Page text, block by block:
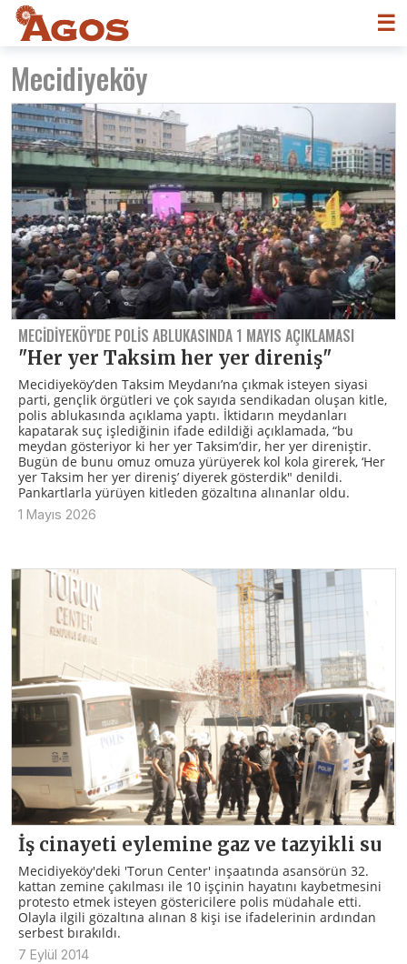
☰
Mecidiyeköy
MECIDIYEKÖY'DE POLIS ABLUKASINDA 1 MAYIS AÇIKLAMASI
"Her yer Taksim her yer direniş"
Mecidiyeköy’den Taksim Meydanı’na çıkmak isteyen siyasi
parti, gençlik örgütleri ve çok sayıda sendikadan oluşan kitle,
polis ablukasında açıklama yaptı. İktidarın meydanları
kapatarak suç işlediğinin ifade edildiği açıklamada, “bu
meydan gösteriyor ki her yer Taksim’dir, her yer direniştir.
Bugün de bunu omuz omuza yürüyerek kol kola girerek, ‘Her
yer Taksim her yer direniş’ diyerek gösterdik" denildi.
Pankartlarla yürüyen kitleden gözaltına alınanlar oldu.
1 Mayıs 2026
İş cinayeti eylemine gaz ve tazyikli su
Mecidiyeköy'deki 'Torun Center' inşaatında asansörün 32.
kattan zemine çakılması ile 10 işçinin hayatını kaybetmesini
protesto etmek isteyen göstericilere polis müdahale etti.
Olayla ilgili gözaltına alınan 8 kişi ise ifadelerinin ardından
serbest bırakıldı.
7 Eylül 2014